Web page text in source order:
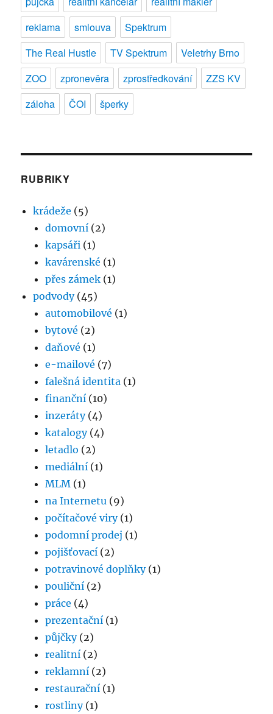
reklama
smlouva
Spektrum
The Real Hustle
TV Spektrum
Veletrhy Brno
ZOO
zpronevěra zprostředkování
ZZS KV
záloha
ČOI šperky
RUBRIKY
krádeže (5)
domovní (2)
kapsáři (1)
kavárenské (1)
přes zámek (1)
podvody(45)
automobilové (1)
bytové (2)
daňové (1)
e-mailové (7)
falešná identita (1)
finanční (10)
inzeráty(4)
katalogy(4)
letadlo (2)
mediální (1)
MLM (1)
na Internetu (9)
počítačové viry(1)
podomní prodej (1)
pojišťovací (2)
potravinové doplňky(1)
pouliční (2)
práce (4)
prezentační (1)
půjčky(2)
realitní (2)
reklamní (2)
restaurační (1)
rostliny(1)